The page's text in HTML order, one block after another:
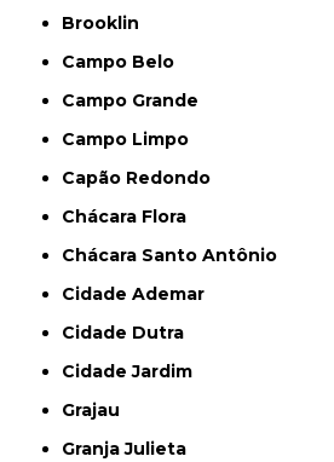
Brooklin
Campo Belo
Campo Grande
Campo Limpo
Capão Redondo
Chácara Flora
Chácara Santo Antônio
Cidade Ademar
Cidade Dutra
Cidade Jardim
Grajau
Granja Julieta